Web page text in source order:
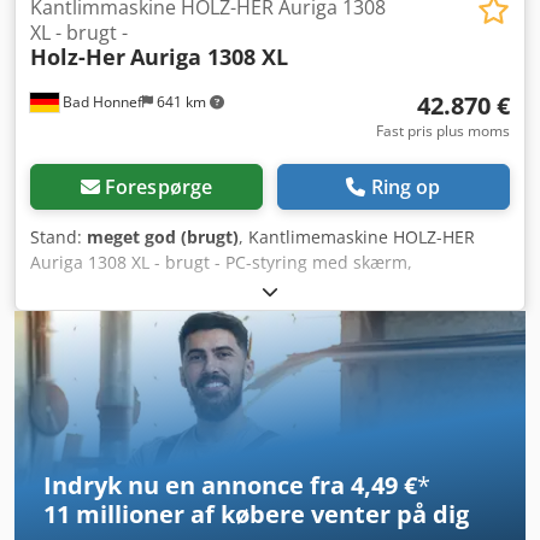
Bad Honnef 641 km
Kantlimmaskine HOLZ-HER Auriga 1308
XL - brugt -
Holz-HerAuriga 1308 XL
42.870 €
Fast pris plus moms
Forespørge Ring op
Stand: meget god (brugt), Kantlimemaskine HOLZ-HER
Auriga 1308 XL - brugt - PC-styring med skærm,
Touchscreen, Svingbart betjeningspanel,
Programhukommelse, Automatisk trykbrog-regulering,
Fremføring via transportkæde, Udtrækkelig
emneunderstøttelse, Diamantforsatsfræsere til medløb og
modløb, Strimmelmagasin, Standby-funktion,
Patronsystem Glu Jet, Patronsystem med følende dyse,
Mulighed for brug af PUR-lim, Trykværk med drevet rulle,
Pneumatisk styring af trykværk, Afkortersav med 2 HF-
motorer, Afkortersav pneumatisk svingbar,
Plan-/radiusfræsestation, Motorisk positioneringsstyring af
Indryk nu en annonce fra 4,49 €*
11 millioner af købere venter på dig